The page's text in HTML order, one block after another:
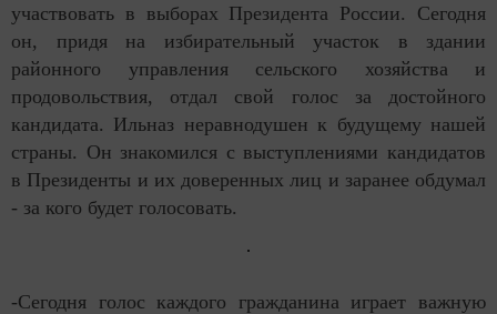
участвовать в выборах Президента России. Сегодня
он, придя на избирательный участок в здании
районного управления сельского хозяйства и
продовольствия, отдал свой голос за достойного
кандидата. Ильназ неравнодушен к будущему нашей
страны. Он знакомился с выступлениями кандидатов
в Президенты и их доверенных лиц и заранее обдумал
- за кого будет голосовать.
-Сегодня голос каждого гражданина играет важную